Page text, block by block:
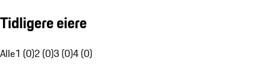
Tidligere eiere
Alle1 (0)2 (0)3 (0)4 (0)